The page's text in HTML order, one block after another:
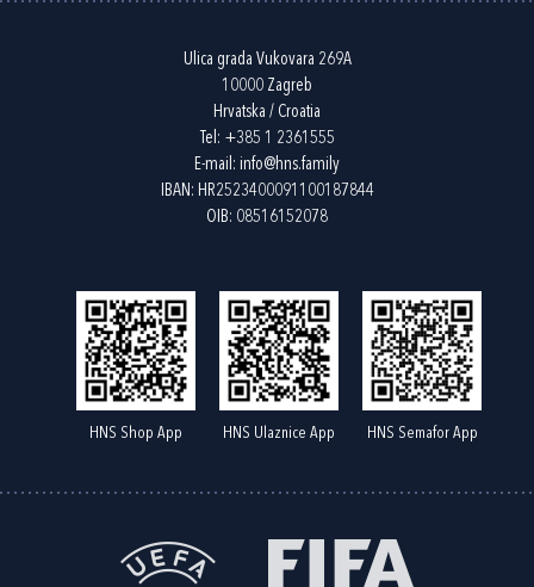
Ulica grada Vukovara 269A
10000 Zagreb
Hrvatska / Croatia
Tel: +385 1 2361555
E-mail: info@hns.family
IBAN: HR2523400091100187844
OIB: 08516152078
HNS Shop App HNS Ulaznice App HNS Semafor App